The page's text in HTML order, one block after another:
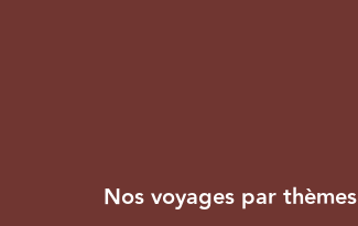
Nos voyages par thèmes